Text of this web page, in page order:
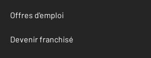
Offres d'emploi
Devenir franchisé